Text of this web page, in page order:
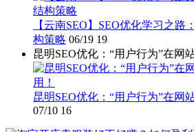
【云南SEO】SEO优化学习之
构策略 06/19 19
昆明SEO优化：“用户行为”在网
昆明SEO优化：“用户行为”在网
07/10 16